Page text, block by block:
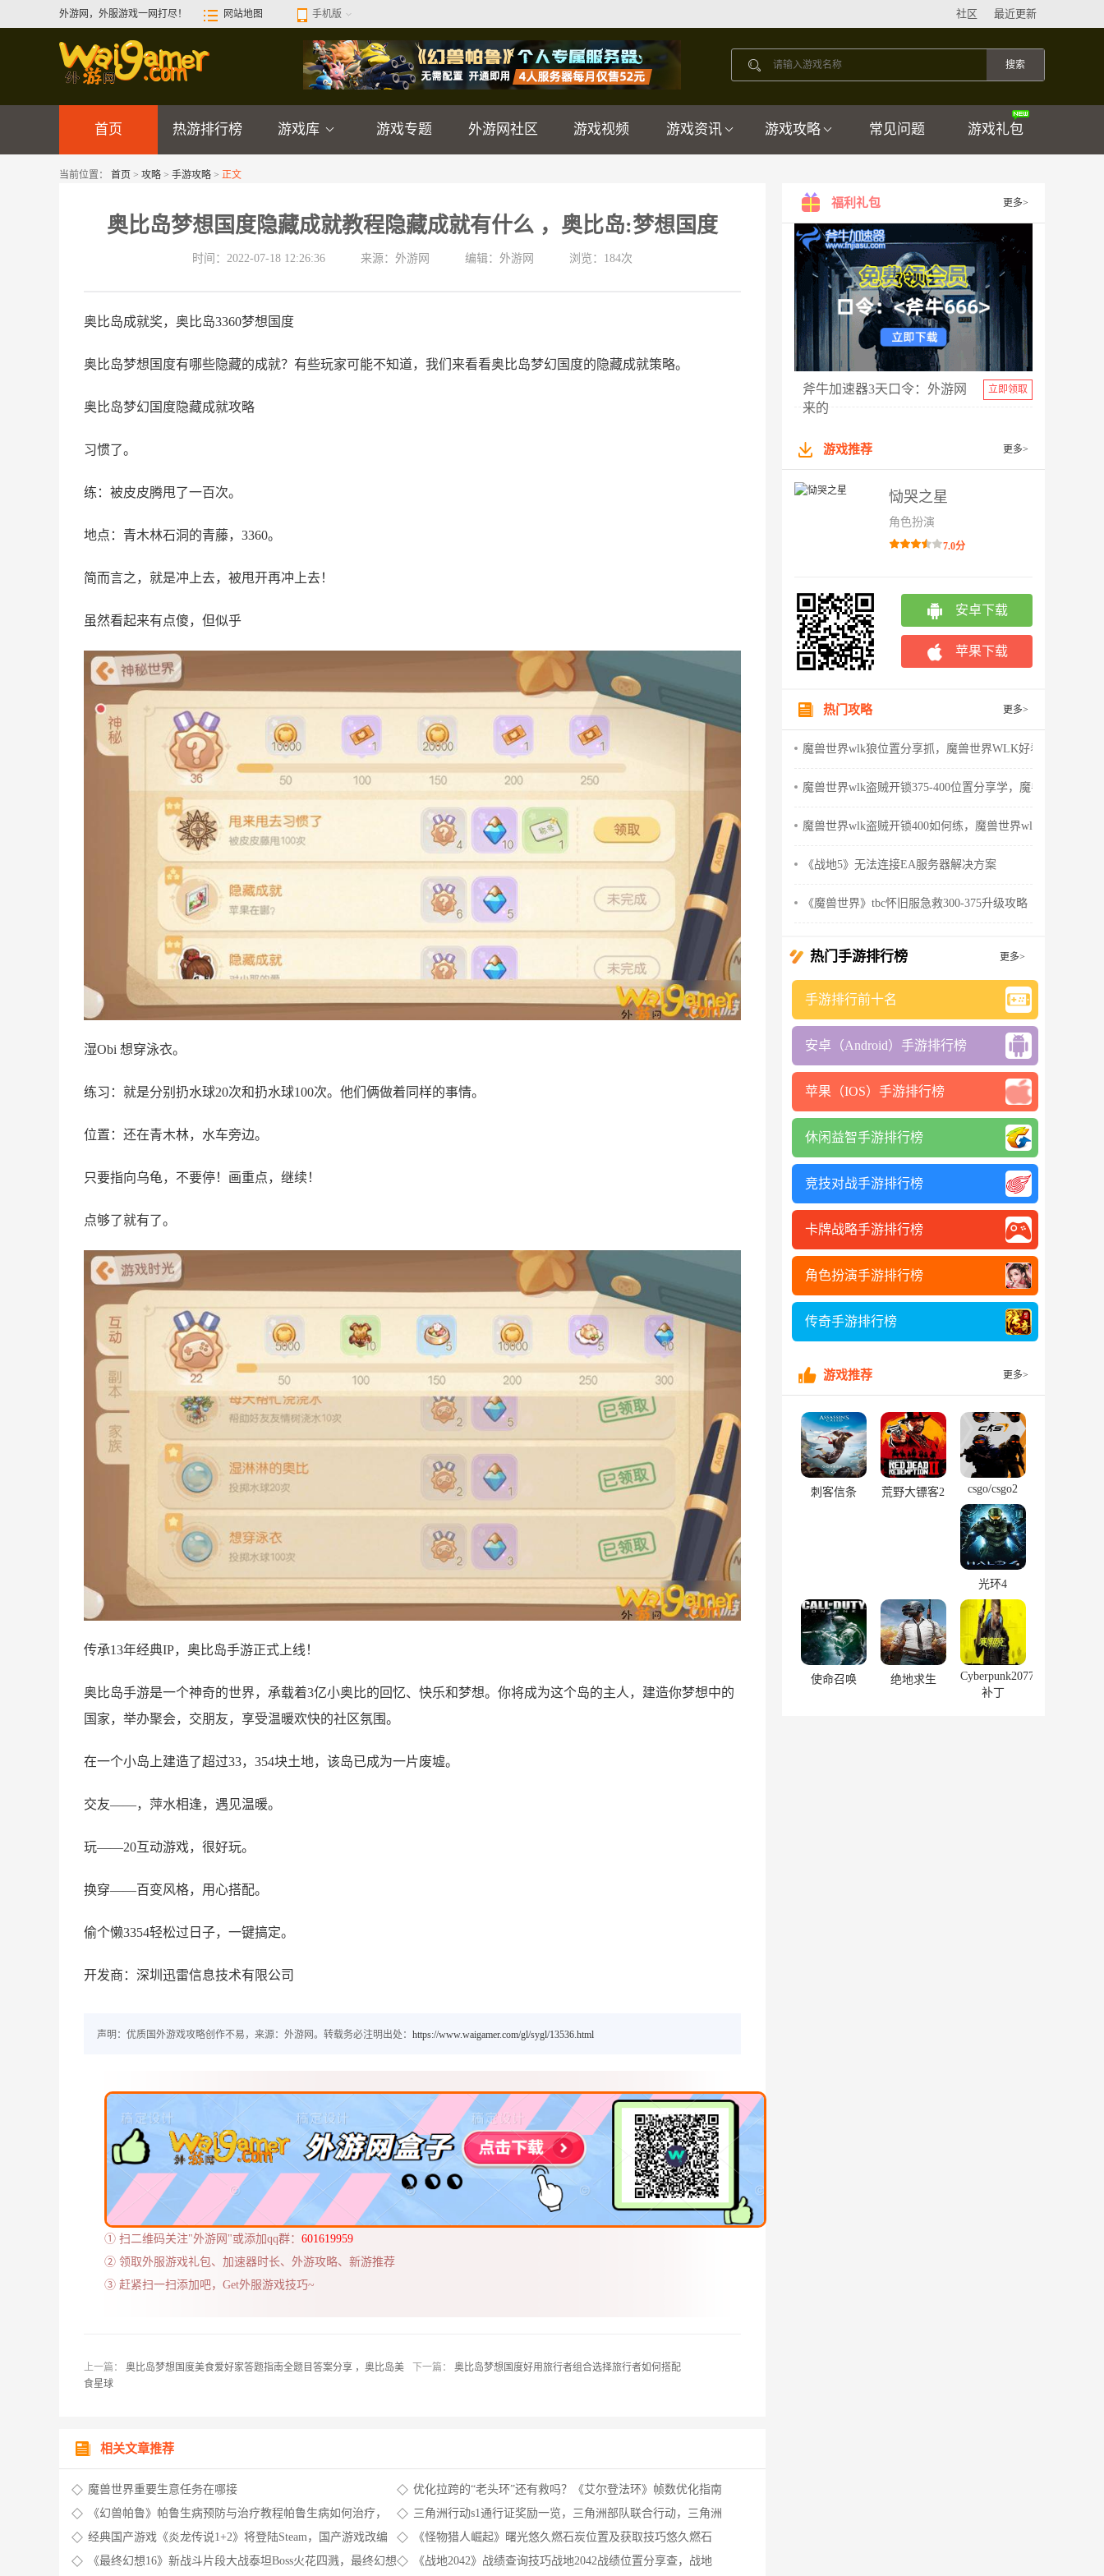
外游网，外服游戏一网打尽！ 网站地图 手机版 最近更新
社区
首页 热游排行榜 游戏库 游戏专题 外游网社区 游戏视频 游戏资讯 游戏攻略 常见问题 游戏礼包
当前位置： 首页 > 攻略 > 手游攻略 > 正文
奥比岛梦想国度隐藏成就教程隐藏成就有什么 ，奥比岛:梦想国度
时间：2022-07-18 12:26:36 来源：外游网 编辑：外游网 浏览： 184次
奥比岛成就奖，奥比岛3360梦想国度
奥比岛梦想国度有哪些隐藏的成就？有些玩家可能不知道，我们来看看奥比岛梦幻国度的隐藏成就策略。
奥比岛梦幻国度隐藏成就攻略
习惯了。
练：被皮皮腾甩了一百次。
地点：青木林石洞的青藤，3360。
简而言之，就是冲上去，被甩开再冲上去！
虽然看起来有点傻，但似乎
湿Obi 想穿泳衣。
练习：就是分别扔水球20次和扔水球100次。他们俩做着同样的事情。
位置：还在青木林，水车旁边。
只要指向乌龟，不要停！画重点，继续！
点够了就有了。
传承13年经典IP，奥比岛手游正式上线！
奥比岛手游是一个神奇的世界，承载着3亿小奥比的回忆、快乐和梦想。你将成为这个岛的主人，建造你梦想中的
国家，举办聚会，交朋友，享受温暖欢快的社区氛围。
在一个小岛上建造了超过33，354块土地，该岛已成为一片废墟。
交友——，萍水相逢，遇见温暖。
玩——20互动游戏，很好玩。
换穿——百变风格，用心搭配。
偷个懒3354轻松过日子，一键搞定。
开发商：深圳迅雷信息技术有限公司
声明：优质国外游戏攻略创作不易，来源：外游网。转载务必注明出处： https://www.waigamer.com/gl/sygl/13536.html
① 扫二维码关注"外游网"或添加qq群： 601619959
② 领取外服游戏礼包、加速器时长、外游攻略、新游推荐
③ 赶紧扫一扫添加吧，Get外服游戏技巧~
上一篇：
奥比岛梦想国度美食爱好家答题指南全题目答案分享 ，奥比岛美
食星球
下一篇： 奥比岛梦想国度好用旅行者组合选择旅行者如何搭配
相关文章推荐
魔兽世界重要生意任务在哪接
优化拉跨的“老头环”还有救吗？《艾尔登法环》帧数优化指南
《幻兽帕鲁》帕鲁生病预防与治疗教程帕鲁生病如何治疗，
《幻兽帕鲁》帕鲁JOLTHOG详解2024年1月发售
三角洲行动s1通行证奖励一览，三角洲部队联合行动，三角洲
部队通关攻略
经典国产游戏《炎龙传说1+2》将登陆Steam，国产游戏改编
电影一览经典
《怪物猎人崛起》曙光悠久燃石炭位置及获取技巧悠久燃石
炭如何获得，怪物猎人崛起wiki
《最终幻想16》新战斗片段大战泰坦Boss火花四溅，最终幻想
《战地2042》战绩查询技巧战地2042战绩位置分享查，战地
福利礼包 更多>
斧牛加速器3天口令：外游网
来的
立即领取
游戏推荐 更多>
恸哭之星
角色扮演
7.0分
安卓下载
苹果下载
热门攻略 更多>
魔兽世界wlk狼位置分享抓，魔兽世界WLK好看的狼
魔兽世界wlk盗贼开锁375-400位置分享学，魔兽世界wlk怀
魔兽世界wlk盗贼开锁400如何练，魔兽世界wlk盗贼天赋
《战地5》无法连接EA服务器解决方案
《魔兽世界》tbc怀旧服急救300-375升级攻略
热门手游排行榜 更多>
手游排行前十名
安卓（Android）手游排行榜
苹果（IOS）手游排行榜
休闲益智手游排行榜
竞技对战手游排行榜
卡牌战略手游排行榜
角色扮演手游排行榜
传奇手游排行榜
游戏推荐 更多>
刺客信条 荒野大镖客2 csgo/csgo2
光环4
使命召唤 绝地求生
Cyberpunk2077
补丁